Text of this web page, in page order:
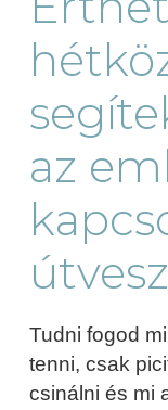
az
Tudni fogod
tenni, csak
csinálni és mi